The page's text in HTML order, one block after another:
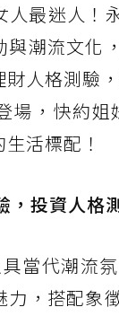
人最迷人！
與潮流文化
人格測驗
場，快約
活標配！
，投資人格
具當代潮流
力，搭配象